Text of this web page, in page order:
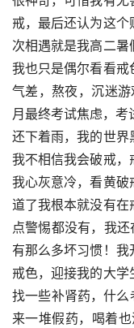
戒，最后还认为这
次相遇就是我高二暑
我也只是偶尔看看
气差，熬夜，沉迷
月最终考试焦虑，
还下着雨，我的世界
我不相信我会破戒，
我心灰意冷，看黄破
道了我根本就没有
点警惕都没有，我
有那么多坏习惯！
戒色，迎接我的大学
找一些补肾药，什
来一堆假药，喝着